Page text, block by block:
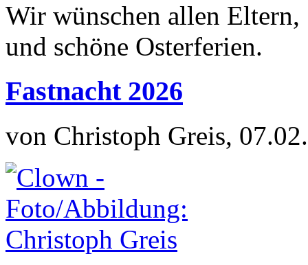
Wir wünschen allen
und schöne Osterferien.
Fastnacht 2026
von Christoph Greis,